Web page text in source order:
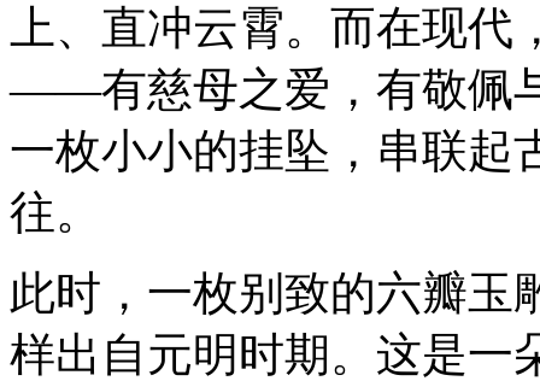
上、直冲云霄。而在现
——有慈母之爱，有敬佩
一枚小小的挂坠，串联起
往。
此时，一枚别致的六瓣玉
样出自元明时期。这是一